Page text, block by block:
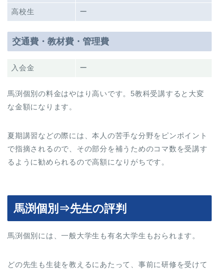
高校生 ー
交通費・教材費・管理費
入会金 ー
馬渕個別の料金はやはり高いです。5教科受講すると大変
な金額になります。
夏期講習などの際には、本人の苦手な分野をピンポイント
で指摘されるので、その部分を補うためのコマ数を受講す
るように勧められるので高額になりがちです。
馬渕個別⇒先生の評判
馬渕個別には、一般大学生も有名大学生もおられます。
どの先生も生徒を教えるにあたって、事前に研修を受けて